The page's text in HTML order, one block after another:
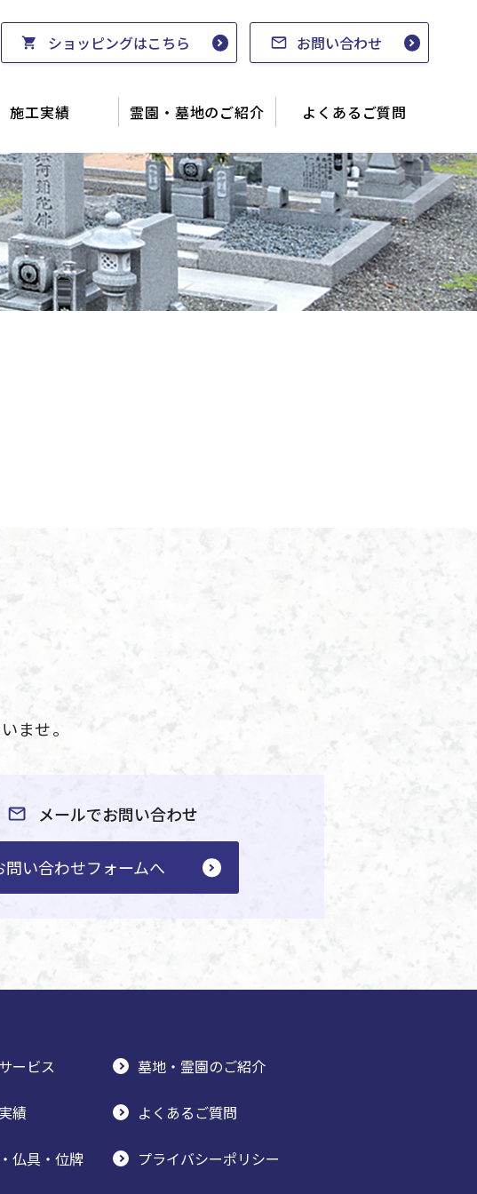
ショッピングはこちら お問い合わせ
施工実績 霊園・墓地のご紹介 よくあるご質問
ませ。
メールでお問い合わせ
問い合わせフォームへ
ービス
績
仏具・位牌
墓地・霊園のご紹介
よくあるご質問
プライバシーポリシー